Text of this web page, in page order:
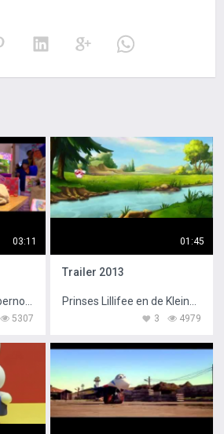
03:11
5307
01:45
Trailer 2013
4979
3